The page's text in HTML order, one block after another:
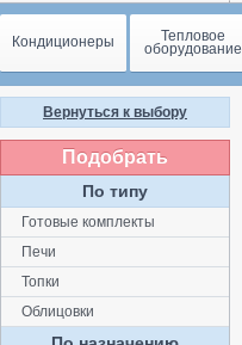
Кондиционеры Тепловое
оборудование
Вернуться к выбору
Подобрать
По типу
Готовые комплекты
Печи
Топки
Облицовки